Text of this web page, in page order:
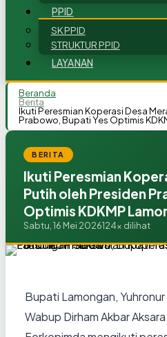
PPID
SK PPID
STRUKTUR PPID
LAYANAN
Beranda
Berita
Ikuti Peresmian Koperasi Desa
Prabowo, Bupati Yes Optimis
BERITA
Ikuti Peresmian
Putih oleh Presiden
Optimis KDKMP
Sabtu, 16 Mei 2026124x dilihat
Bupati Lamongan,
Wabup Dirham Akbar